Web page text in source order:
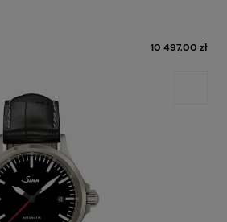
10 497,00 zł